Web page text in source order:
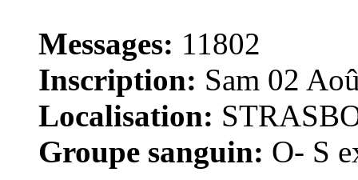
Messages: 11802
Inscription: Sam 02
Localisation:
Groupe sanguin: O- S